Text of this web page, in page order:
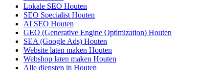
Lokale SEO Houten
SEO Specialist Houten
AI SEO Houten
GEO (Generative Engine Optimization) Houten
SEA (Google Ads) Houten
Website laten maken Houten
Webshop laten maken Houten
Alle diensten in Houten